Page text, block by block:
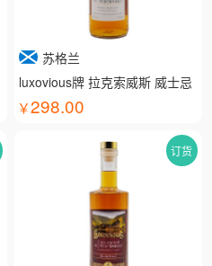
苏格兰
luxovious牌 拉克索威斯 威士忌
298.00
订货